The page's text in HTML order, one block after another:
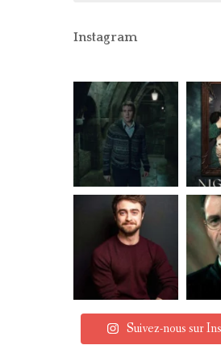
CONCOURS
Instagram
Suivez-nous sur